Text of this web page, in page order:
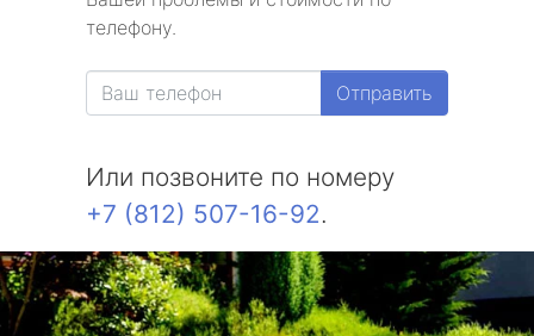
телефону.
Отправить
Или позвоните по номеру
+7 (812) 507-16-92.